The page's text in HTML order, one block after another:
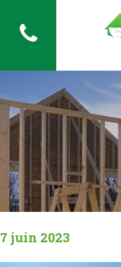
7 juin 2023